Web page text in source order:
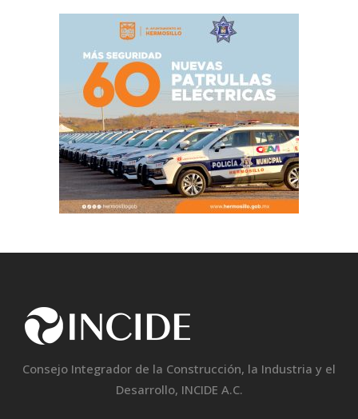
Consejo Integrador de la Construcción, la Industria y el
Desarrollo, INCIDE A.C.